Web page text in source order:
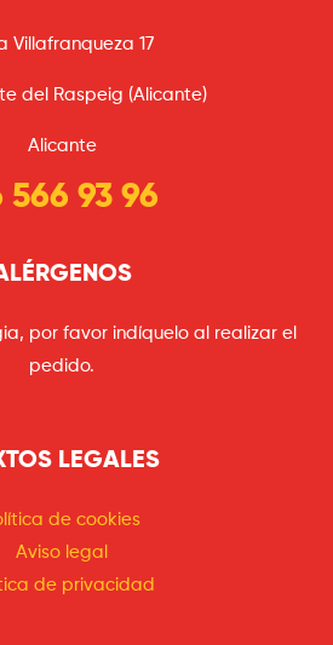
Villafranqueza 17
del Raspeig (Alicante)
Alicante
566 93 96
por favor indíquelo al realizar el
pedido.
LEGALES
de cookies
Aviso legal
de privacidad